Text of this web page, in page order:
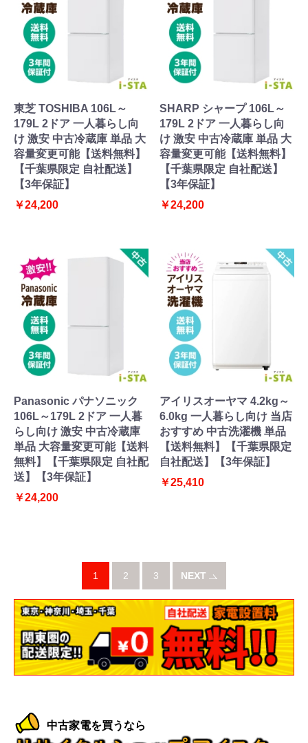
東芝 TOSHIBA 106L～
179L 2ドア 一人暮らし向
け 激安 中古冷蔵庫 単品 大
容量変更可能【送料無料】
【千葉県限定 自社配送】
【3年保証】
￥24,200
SHARP シャープ 106L～
179L 2ドア 一人暮らし向
け 激安 中古冷蔵庫 単品 大
容量変更可能【送料無料】
【千葉県限定 自社配送】
【3年保証】
￥24,200
Panasonic パナソニック
106L～179L 2ドア 一人暮
らし向け 激安 中古冷蔵庫
単品 大容量変更可能【送料
無料】【千葉県限定 自社配
送】【3年保証】
￥24,200
アイリスオーヤマ 4.2kg～
6.0kg 一人暮らし向け 当店
おすすめ 中古洗濯機 単品
【送料無料】【千葉県限定
自社配送】【3年保証】
￥25,410
1 2 3 NEXT
中古家電を買うなら